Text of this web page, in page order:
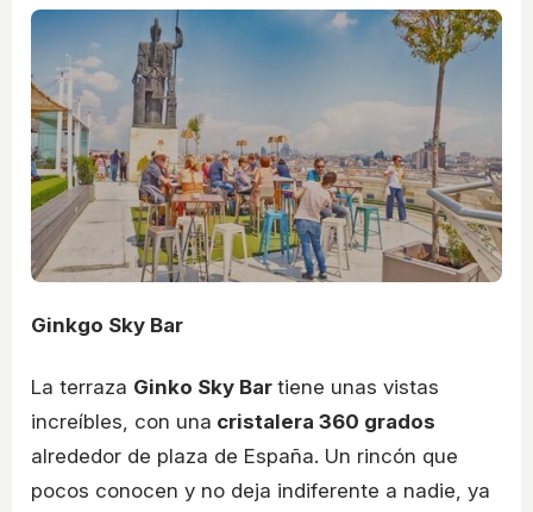
Ginkgo Sky Bar
La terraza Ginko Sky Bar tiene unas vistas
increíbles, con una cristalera 360 grados
alrededor de plaza de España. Un rincón que
pocos conocen y no deja indiferente a nadie, ya